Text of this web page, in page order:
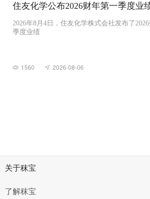
住友化学公布2026财年第一季度业
2026年8月4日，住友化学株式会社发布了
季度业绩
1560 2026-08-06
关于秣宝
了解秣宝